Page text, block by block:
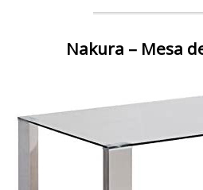
Nakura – Mesa